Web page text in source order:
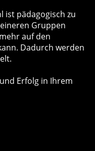
ist pädagogisch zu
Gruppen
auf den
Dadurch werden
Erfolg in Ihrem